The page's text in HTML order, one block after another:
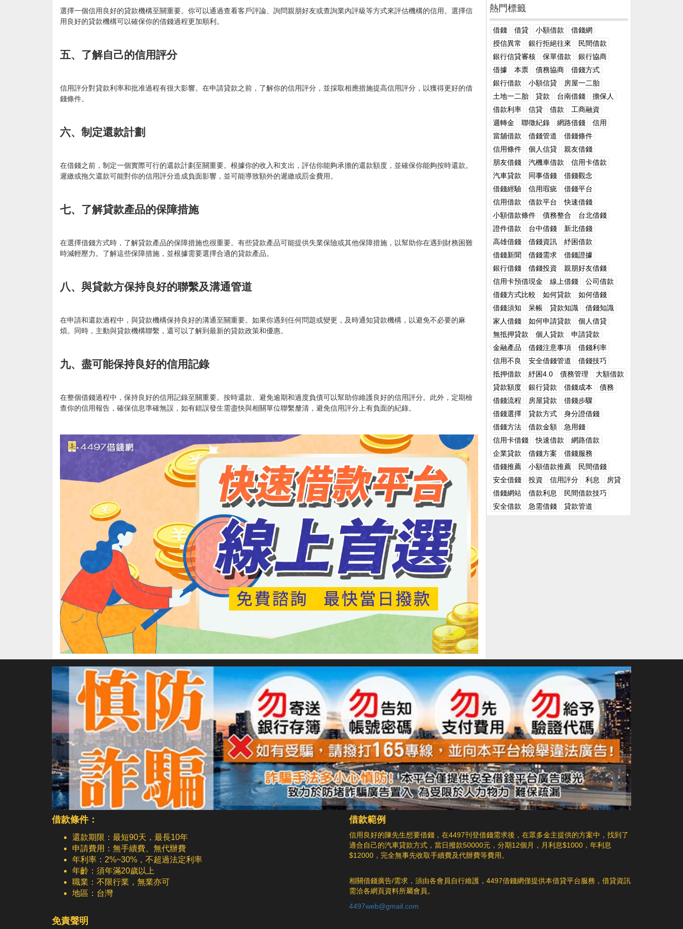
選擇一個信用良好的貸款機構至關重要。你可以通過查看客戶評論、詢問親朋好友或查詢業內評級等方式來評估機構的信用。選擇信
用良好的貸款機構可以確保你的借錢過程更加順利。
五、了解自己的信用評分
信用評分對貸款利率和批准過程有很大影響。在申請貸款之前，了解你的信用評分，並採取相應措施提高信用評分，以獲得更好的借
錢條件。
六、制定還款計劃
在借錢之前，制定一個實際可行的還款計劃至關重要。根據你的收入和支出，評估你能夠承擔的還款額度，並確保你能夠按時還款。
遲繳或拖欠還款可能對你的信用評分造成負面影響，並可能導致額外的遲繳或罰金費用。
七、了解貸款產品的保障措施
在選擇借錢方式時，了解貸款產品的保障措施也很重要。有些貸款產品可能提供失業保險或其他保障措施，以幫助你在遇到財務困難
時減輕壓力。了解這些保障措施，並根據需要選擇合適的貸款產品。
八、與貸款方保持良好的聯繫及溝通管道
在申請和還款過程中，與貸款機構保持良好的溝通至關重要。如果你遇到任何問題或變更，及時通知貸款機構，以避免不必要的麻
煩。同時，主動與貸款機構聯繫，還可以了解到最新的貸款政策和優惠。
九、盡可能保持良好的信用記錄
在整個借錢過程中，保持良好的信用記錄至關重要。按時還款、避免逾期和過度負債可以幫助你維護良好的信用評分。此外，定期檢
查你的信用報告，確保信息準確無誤，如有錯誤發生需盡快與相關單位聯繫釐清，避免信用評分上有負面的紀錄。
人的筆寫借單可預防之。 差異“欠條”和“借
單”的差異。法令上，“借單”的訴訟有用期是
二十年，而“欠條”的訴訟有用期只需兩年。
聽以借據必定要寫“借單”，不寫“欠條“，有必
要標明告貸日期和還款時借。 借單的書寫要
標準。要差異“今借”和“今借到”的差別，“今
借”是表達告貸志願，容易引起概念磨糊。
留意多音字和多意字。例如：今還欠款X萬
元，這兒的“還”不同的讀音其實是表達不同
的意思的。 借單要寫告貸人、日期、金額、
告貸用處、利息和還款日期，告貸金額用大
小寫兩種方法。 在借錢給別人之前，弄清告
貸的用處正當合法，不合法的借據法令是不
保護的。借錢給別人須留意告貸人的諾言和
歸還才能。要看對方的固定資產、經濟收入
等情況，判別其是否具有歸還才能。 應有告
貸合同或借據，在付出告貸後讓告貸人出具
收款收據，如通過銀行付出告貸，還應當保
管好轉賬憑據。 告貸時，必定要讓告貸人當
面寫借據，寫明告貸人、告貸金額、用處、
利率和還款時刻等內容兩邊各執一份，妥善
保存。還款時可寫收條，也可在借單上簽
收。 對於比較大的金錢，應實行擔保和典當
手續及具有歸還才能的擔保人。必要時能夠
讓告貸人以存單、債券、機動車、房產等個
人產業作典當，並完善擔保或典當手續。 告
貸利率應合理合法，可適在銀行同期利率的
四倍以內，超出部分的利息和復利不受法令
保護。 留意還款期限。借出的金錢到了約好
還款期後，債權人能夠採取催收或更新借據
的方法，保護合法債權。 在寫借單的時分要
留意，無論是出借人仍是告貸人，都要依照
身份證上的信息書寫名字和身份證號碼。告
貸人的家庭住址、聯系電話等必定要寫清
楚，並要核實信息是真實性。 借錢給別人，
謹防非法集資。一般企業生產經營的利潤不
會超過百分之二十每年，假如是高利率，就
應該警惕，謹防有借無還，慎重，最好不參
與。 違約是指合同當事人徹底沒有實行合同
或許實行合同職責不符合約好的行為。而借
錢不仍是典型的違約行為，歸於違法行為。
合同包含借單是對締約兩邊具有約束力的法
令文件，任何一方違背了合同職責就應承當
違約的法令結果，受損方有權提出危害補償
要求。 預期違約又名先期違約是指當事人一
方在合同規則的實行期到來之前，明示或許
默示其將不實行合同；實踐違約是指在合同
實行期屆滿時，當事人徹底不實行自己的合
同職責。 合同中未約好實行期限的，在債權
人提出實行催告後仍未實行債務，是遲延實
行。其他違背合同職責的行為，主要是指違
產被丟掉或許損毀的情況下，則適用一年的
時效規則；貨物買賣合同爭議提起訴訟或許
仲裁的期限為四年。 在違約職責中，行為人
只需施行了違約行為，且不具有有用的抗辯
事由，就應當承當違約職責。違約職責有三
種基本方法，即持續實行、採取補救措施和
賠償損失。 賠償損失，也稱違約危害賠償，
是指違約方以付出金錢的方法彌補受害方因
違約行為所減少的產業或許所損失的利益的
職責方法。違約金是指當事人一方違背合一
起應當向對方付出的必定數量的金錢或資產
全面實行，違約方承當了經濟職責後並不能
代替合同的實行，不能天然革除合同的法令
約束力，不能革除差錯方持續實行合同的職
責。只需受害方要求持續實行合同，違約方
個成本的比例，通常以年百分比（APR,
Annual Percentage Rate）表示。利率代表
了每年借款金額中需要支付的利息比例。借
貸雙方的利息關係在借款交易中，借款人和
貸款人之間的關係是基於資金使用的協議。
借款人需要資金來滿足特定需求，因此向貸
款人借款，而貸款人提供資金使用權，並以
此賺取利息作為回報。利息是貸款人對於借
款風險和時間價值的補償，同時也是借款人
為獲得即時資金使用權而支付的費用。利息
的計算方式簡單介紹單利和複利的概念單利
（Simple Interest）：單利是最基本的利息
計算方式，其利息僅根據最初借款金額（本
金）計算，不會隨著時間的推移而改變。單
利計算公式為：利 息 = 本 金 × 利 率 × 時
間複利（Compound Interest）：複利是更
為複雜的計算方式，利息會根據借款期內累
計的本金和已產生的利息來計算。複利的計
算方式使得利息會隨著時間的推移而增加，
因為每一計息期的利息都會被加入到本金
中，成為下次計息的基數。複利計算公式
為：利 息 = 本 金 × ( 1 + 利 率 )時間 − 本
金不同貸款機構常用的利息計算方法不同貸
款機構根據其產品設計和市場定位，會採用
不同的利息計算方法。以下是常見的幾種計
算方式：固定利率貸款：利率在貸款期間內
保持不變，通常使用單利或簡單的複利計
算。浮動利率貸款：利率會根據市場利率的
變動而調整，通常會定期重新計算利息。累
計複利貸款：利息按一定的計息周期（如每
月或每季）累計，並在每個周期將利息加到
本金中進行複利計算。定期償還貸款：貸款
人每期按固定金額償還本金和利息，這種方
式通常涉及更複雜的利息和本金計算。l 單利
計算方法單利的定義和公式單利（Simple
Interest）是一種基本的利息計算方式，利息
僅基於最初借款金額（本金）計算，不會隨
著時間的推移而改變。這種計算方式適用於
短期貸款和簡單的投資產品。單利計算公式
如下：利 息 = 本 金 × 利 率 × 時 間在這個
公式中：本金（Principal）：借款的初始金
額。利率（Interest Rate）：貸款年利率，
通常以百分比表示。時間（Time）：貸款期
限，通常以年為單位。示例計算單利假設某
人借款 10,000 元，年利率為 5%，借款期限
為 3 年，則其應支付的利息為：利 息 =
10,000 × 0.05 × 3 = 1,500元這意味著，借
款人需要在三年後支付額外的 1,500 元作為
利息，總還款金額為 11,500 元。單利的應
用範例小編提供一個借款實例，展示如何計
算單利假設小明向銀行借款 20,000 元，用
或支付臨時費用。信用卡現金預借：某些信
用卡公司在提供現金預借服務時，會使用單
利計算方式來計算預借金額的利息。l 複利計
算方法複利的定義和公式複利（Compound
Interest）是一種更為複雜的利息計算方式，
它不僅僅基於最初的本金計算利息，還會基
於每個計息期所累積的利息進行計算。這意
味著，隨著時間的推移，利息會逐漸增加，
因為每個計息期的利息都會被加入到本金
中，成為下次計息的基數。複利的計算公式
如下：利 息 = 本 金 × ( 1 + 利 率 )時間 − 本
金在這個公式中：本金（Principal）：借款
的初始金額。利率（Interest Rate）：貸款
年利率，通常以百分比表示。時間
（Time）：貸款期限，通常以年為單位。示
利息為：利 息 = 10,000 ×
(1+0.05)3−10,000首先計算 ( 1 + 0.05 )3：
(1+0.05)3=1.157625然後計算總額：10,000
意味著，借款人需要在三年後支付額外的
的慾望，或是為了解決日常生活的問題。再
來要確認自己目前的工作及收入在未來三年
至三十年都可以支付每月貸款所需償還的金
額，避免未來無法付款導致自己的資產遭到
法拍且信用破產。第二，必須要確保自己清
楚明白貸款的相關用語及合約內容確認自己
了解所申貸的利率、貸款週期、手續費、開
辦費、條款及提前清償的違約金等項目，以
及後續如果在貸款上有疑問要與哪位專員做
聯繫。第三，確認自己是否有足夠的條件申
請貸款●良好的信用評分；無信用瑕疵紀錄●
有足夠的存款金額●穩定的薪資轉帳證明●名
下有動產、不動產可作為抵押擔保的證明 除
了上述幾項基本條件外，銀行和民間借款的
金主也會將你目前的負債比列入計算。確保
自己的條件足夠申請貸款在提出申請，除了
申請到更高的貸款及更低的利率之外，也降
低被貸方拒絕的機率，減少自己聯徵紀錄被
註記的機會！延伸閱讀：10件借錢之前需要
知道的事情如何貸款呢？借錢之前該準備甚
麼？
人之外，自己也有一套相處方式，「因為人
有各種性格」。他最深刻體悟是，回台發展
第2年，曾因為借30萬金援友人，結果辛苦
拍戲賺來的錢一去不回，「其實在國外長大
的孩子，想法滿單純。」那次經驗之後，讓
他把荷包看得更緊了。 他當時入行剛拍完第
2部戲，存摺裡有些收入，一位友人開口向
他借錢，「那時候我的概念還是美金，心想
1萬美金，還好嘛，後來發現他不只跟我
借，周邊朋友也借，還有人借那位友人100
萬。」他曾試圖要回那筆錢，對方卻三拖四
拖，後來居然消失，現在他遇到要借錢的朋
友已懂得說不，「我會說我們好好當朋友就
好，不要到這階段，10幾年也該懂這道理，
不然要吃草了。」 出道至今，他最低潮時期
是當年遇到經紀公司變動，讓他不知何去何
從，工作也受影響，拍完電視劇《終極三
國》，存款只剩3、4萬。那段窮苦日子，他
沒跟爸媽說，自己慢慢熬過來，1天大概吃2
餐，媽媽多年後才知道他曾靠滷肉飯充飢，
吃滷肉飯的時候想到那筆錢會心痛？他說：
「現在每天煮好吃的給自己吃就好。」大夥
誇他個性樂觀，他妙回：「不然要報仇
喔？」 中國時報【專訪洪秀瑛】 來源：
https://tw.mobi.yahoo.com/news/借錢有去
無回胡宇威學會說no-215008268.html
熱門標籤
借錢 借貸 小額借款
借錢網
授信異常
銀行拒絕往來
民間借款
銀行信貸審核
保單借款
銀行協商
借據
本票 債務協商
借錢方式
銀行借款
小額信貸
房屋一二胎
土地一二胎
貸款 台南借錢
擔保人
借款利率
信貸 借款
工商融資
週轉金
聯徵紀錄 網路借錢
信用
當舖借款
借錢管道
借錢條件
信用條件
個人信貸
親友借錢
朋友借錢
汽機車借款
信用卡借款
汽車貸款
同事借錢
借錢觀念
借錢經驗
信用瑕疵
借錢平台
信用借款
借款平台
快速借錢
小額借款條件
債務整合
台北借錢
證件借款
台中借錢
新北借錢
高雄借錢
借錢資訊
紓困借款
借錢新聞
借錢需求
借錢證據
銀行借錢
借錢投資
親朋好友借錢
信用卡預借現金
線上借錢
公司借款
借錢方式比較
如何貸款
如何借錢
借錢須知
呆帳 貸款知識
借錢知識
家人借錢
如何申請貸款
個人借貸
無抵押貸款
個人貸款
申請貸款
金融產品
借錢注意事項
借錢利率
信用不良
安全借錢管道
借錢技巧
抵押借款
紓困4.0 債務管理
大額借款
貸款額度
銀行貸款 借錢成本
債務
借錢流程
房屋貸款
借錢步驟
借錢選擇
貸款方式
身分證借錢
借錢方法
借款金額
急用錢
信用卡借錢
快速借款
網路借款
企業貸款
借錢方案
借錢服務
借錢推薦
小額借款推薦
民間借錢
安全借錢
投資 信用評分 利息
房貸
借錢網站
借款利息
民間借款技巧
安全借款
急需借錢 貸款管道
借款條件：
還款期限：最短90天，最長10年
申請費用：無手續費、無代辦費
年利率：2%~30%，不超過法定利率
年齡：須年滿20歲以上
職業：不限行業，無業亦可
地區：台灣
借款範例
信用良好的陳先生想要借錢，在4497刊登借錢需求後，在眾多金主提供的方案中，找到了
適合自己的汽車貸款方式，當日撥款50000元，分期12個月，月利息$1000，年利息
$12000，完全無事先收取手續費及代辦費等費用。
相關借錢廣告/需求，須由各會員自行維護，4497借錢網僅提供本借貸平台服務，借貸資訊
需洽各網頁資料所屬會員。
4497web@gmail.com
免責聲明